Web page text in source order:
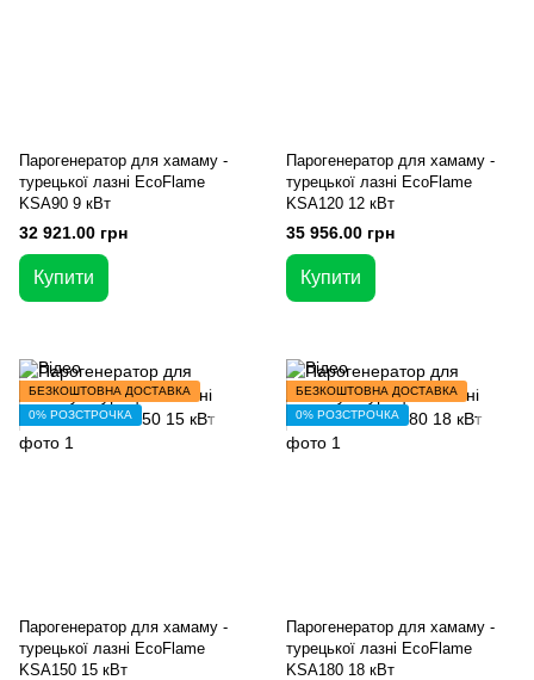
Парогенератор для хамаму -
турецької лазні EcoFlame
KSA90 9 кВт
32 921.00 грн
Купити
Парогенератор для хамаму -
турецької лазні EcoFlame
KSA120 12 кВт
35 956.00 грн
Купити
БЕЗКОШТОВНА ДОСТАВКА
0% РОЗСТРОЧКА
Парогенератор для хамаму -
турецької лазні EcoFlame
KSA150 15 кВт
БЕЗКОШТОВНА ДОСТАВКА
0% РОЗСТРОЧКА
Парогенератор для хамаму -
турецької лазні EcoFlame
KSA180 18 кВт